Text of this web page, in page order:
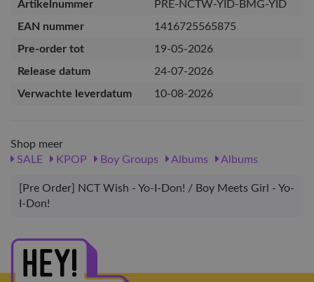
Artikelnummer
PRE-NCTW-YID-BMG-YID
EAN nummer
1416725565875
Pre-order tot
19-05-2026
Release datum
24-07-2026
Verwachte leverdatum
10-08-2026
Shop meer
SALE
KPOP Boy Groups Albums Albums
[Pre Order] NCT Wish - Yo-I-Don! / Boy Meets Girl - Yo-
I-Don!